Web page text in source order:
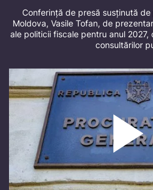
Conferință de presă susținută
Moldova, Vasile Tofan, de
ale politicii fiscale pentru anul 2027,
consultărilor